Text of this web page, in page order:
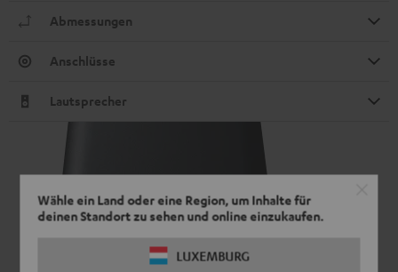
Wähle ein Land oder eine Region, um Inhalte für
deinen Standort zu sehen und online einzukaufen.
LUXEMBURG
Abmessungen
Anschlüsse
Lautsprecher